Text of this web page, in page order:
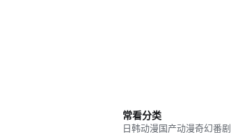
常看分类
日韩动漫国产动漫奇幻番剧